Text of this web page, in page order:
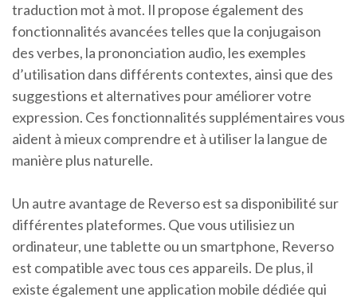
traduction mot à mot. Il propose également des
fonctionnalités avancées telles que la conjugaison
des verbes, la prononciation audio, les exemples
d’utilisation dans différents contextes, ainsi que des
suggestions et alternatives pour améliorer votre
expression. Ces fonctionnalités supplémentaires vous
aident à mieux comprendre et à utiliser la langue de
manière plus naturelle.
Un autre avantage de Reverso est sa disponibilité sur
différentes plateformes. Que vous utilisiez un
ordinateur, une tablette ou un smartphone, Reverso
est compatible avec tous ces appareils. De plus, il
existe également une application mobile dédiée qui